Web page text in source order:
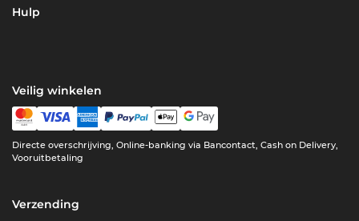
Hulp
Veilig winkelen
Directe overschrijving, Online-banking via Bancontact, Cash on Delivery,
Vooruitbetaling
Verzending